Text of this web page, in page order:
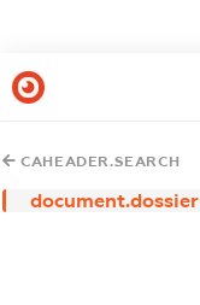
CAHEADER.SEARCH
document.dossier